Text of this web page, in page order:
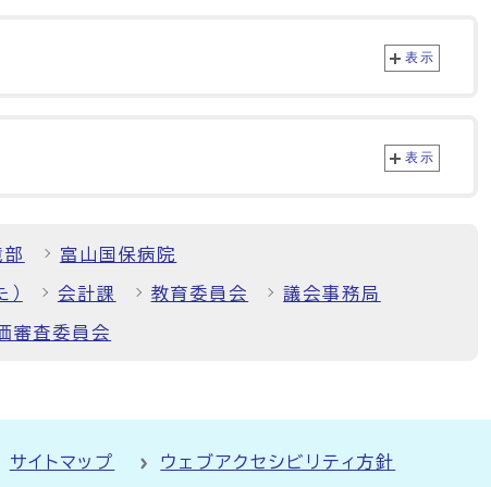
表示
表示
部 富山国保病院
会計課 教育委員会 議会事務局
審査委員会
サイトマップ ウェブアクセシビリティ方針